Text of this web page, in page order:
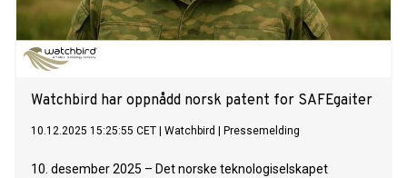
Watchbird har oppnådd norsk patent for SAFEgaiter
10.12.2025 15:25:55 CET Watchbird Pressemelding
10. desember 2025 – Det norske teknologiselskapet